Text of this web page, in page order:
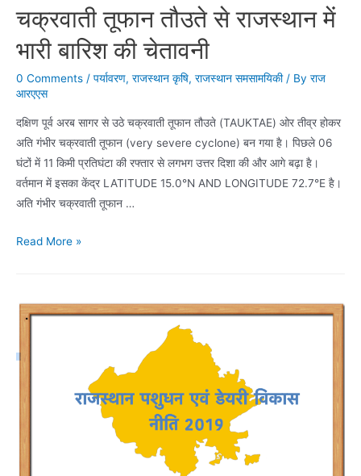
चक्रवाती तूफान तौउते से राजस्थान में
भारी बारिश की चेतावनी
0 Comments / पर्यावरण, राजस्थान कृषि, राजस्थान समसामयिकी/ By राज
आरएएस
दक्षिण पूर्व अरब सागर से उठे चक्रवाती तूफान तौउते (TAUKTAE) ओर तीव्र होकर
अति गंभीर चक्रवाती तूफान (very severe cyclone) बन गया है। पिछले 06
घंटों में 11 किमी प्रतिघंटा की रफ्तार से लगभग उत्तर दिशा की और आगे बढ़ा है।
वर्तमान में इसका केंद्र LATITUDE 15.0°N AND LONGITUDE 72.7°E है।
अति गंभीर चक्रवाती तूफान …
चक्रवाती
से
राजस्थान
भारी
की
Read More »